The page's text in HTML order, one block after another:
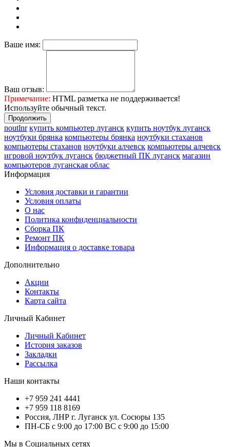
Ваше имя:
Ваш отзыв:
Примечание: HTML разметка не поддерживается!
Используйте обычный текст.
Продолжить
noutlnr купить компьютер луганск купить ноутбук луганск
ноутбуки брянка компьютеры брянка ноутбуки стаханов
компьютеры стаханов ноутбуки алчевск компьютеры алчевск
игровой ноутбук луганск бюджетный ПК луганск магазин
компьютеров луганская облас
Информация
Условия доставки и гарантии
Условия оплаты
О нас
Политика конфиденциальности
Сборка ПК
Ремонт ПК
Информация о доставке товара
Дополнительно
Акции
Контакты
Карта сайта
Личный Кабинет
Личный Кабинет
История заказов
Закладки
Рассылка
Наши контакты
+7 959 241 4441
+7 959 118 8169
Россия, ЛНР г. Луганск ул. Сосюры 135
ПН-СБ с 9:00 до 17:00 ВС с 9:00 до 15:00
Мы в Социальных сетях